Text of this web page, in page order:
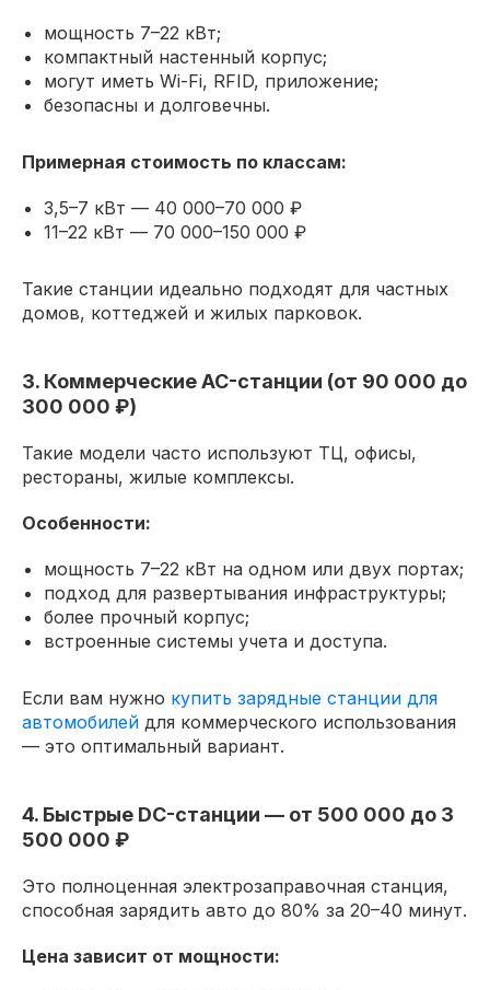
мощность 7–22 кВт;
компактный настенный корпус;
могут иметь Wi-Fi, RFID, приложение;
безопасны и долговечны.
Примерная стоимость по классам:
3,5–7 кВт — 40 000–70 000 ₽
11–22 кВт — 70 000–150 000 ₽
Такие станции идеально подходят для частных
домов, коттеджей и жилых парковок.
3. Коммерческие AC-станции (от 90 000 до
300 000 ₽)
Такие модели часто используют ТЦ, офисы,
рестораны, жилые комплексы.
Особенности:
мощность 7–22 кВт на одном или двух портах;
подход для развертывания инфраструктуры;
более прочный корпус;
встроенные системы учета и доступа.
Если вам нужно купить зарядные станции для
автомобилей для коммерческого использования
— это оптимальный вариант.
4. Быстрые DC-станции — от 500 000 до 3
500 000 ₽
Это полноценная электрозаправочная станция,
способная зарядить авто до 80% за 20–40 минут.
Цена зависит от мощности: